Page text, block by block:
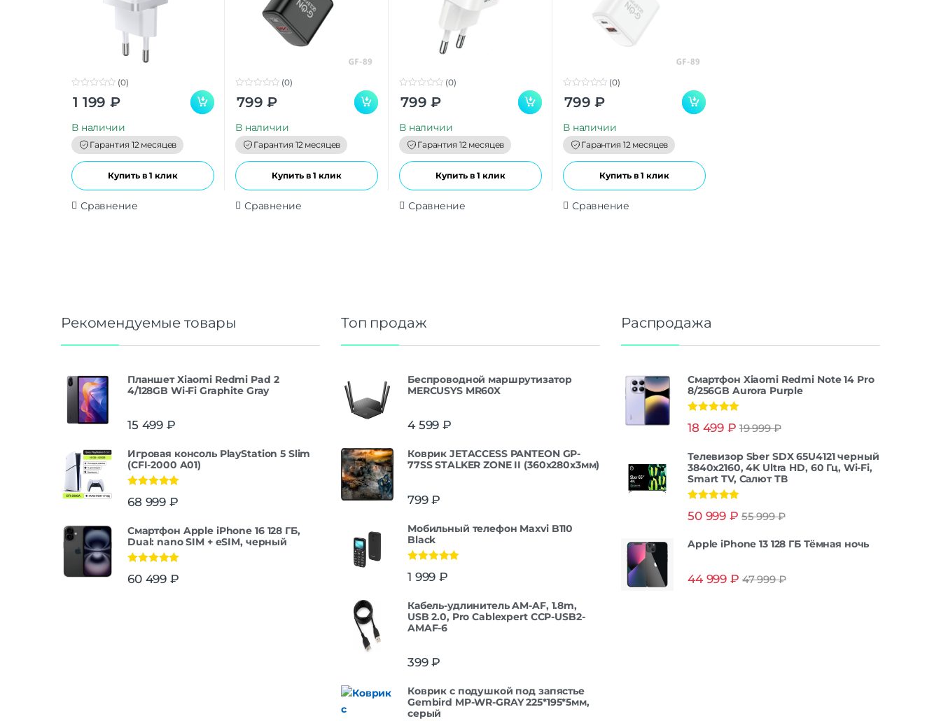
o
(0)
1 199 ₽
В наличии
Гарантия 12 месяцев
Купить в 1 клик
Сравнение
o
o
(0)
799 ₽
В наличии
Гарантия 12 месяцев
Купить в 1 клик
Сравнение
o
o
(0)
799 ₽
В наличии
Гарантия 12 месяцев
Купить в 1 клик
Сравнение
o
o
(0)
799 ₽
В наличии
Гарантия 12 месяцев
Купить в 1 клик
Сравнение
Рекомендуемые товары
Планшет Xiaomi Redmi Pad 2
4/128GB Wi-Fi Graphite Gray
15 499 ₽
Игровая консоль PlayStation 5 Slim
(CFI-2000 A01)
из 5
68 999 ₽
Смартфон Apple iPhone 16 128 ГБ,
Dual: nano SIM + eSIM, черный
из 5
60 499 ₽
Топ продаж
Беспроводной маршрутизатор
MERCUSYS MR60X
4 599 ₽
Коврик JETACCESS PANTEON GP-
77SS STALKER ZONE II (360x280x3мм)
799₽
Мобильный телефон Maxvi B110
Black
из 5
1 999 ₽
Кабель-удлинитель AM-AF, 1.8m,
USB 2.0, Pro Cablexpert CCP-USB2-
AMAF-6
399₽
Коврик с подушкой под запястье
Gembird MP-WR-GRAY 225*195*5мм,
серый
Распродажа
Смартфон Xiaomi Redmi Note 14 Pro
8/256GB Aurora Purple
из 5
18 499 ₽ 19 999₽
Телевизор Sber SDX 65U4121 черный
3840x2160, 4K Ultra HD, 60 Гц, Wi-Fi,
Smart TV, Салют ТВ
из 5
50 999 ₽ 55 999₽
Apple iPhone 13 128 ГБ Тёмная ночь
44 999 ₽ 47 999₽